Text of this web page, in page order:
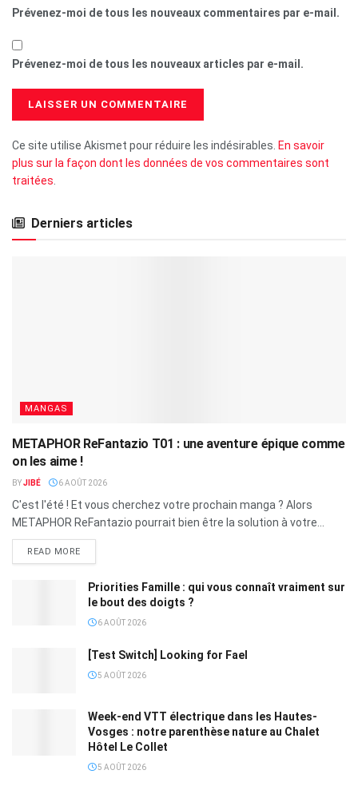
Prévenez-moi de tous les nouveaux commentaires par e-mail.
Prévenez-moi de tous les nouveaux articles par e-mail.
Ce site utilise Akismet pour réduire les indésirables. En savoir
plus sur la façon dont les données de vos commentaires sont
traitées
Derniers articles
MANGAS
METAPHOR ReFantazio T01 : une aventure épique comme
on les aime !
BYJIBÉ 6 AOÛT 2026
C'est l'été ! Et vous cherchez votre prochain manga ? Alors
METAPHOR ReFantazio pourrait bien être la solution à votre...
READ MORE
Priorities Famille : qui vous connaît vraiment sur
le bout des doigts ?
6 AOÛT 2026
[Test Switch] Looking for Fael
5 AOÛT 2026
Week-end VTT électrique dans les Hautes-
Vosges : notre parenthèse nature au Chalet
Hôtel Le Collet
5 AOÛT 2026